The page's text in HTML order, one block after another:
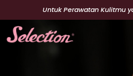
ke
konten
Untuk Perawatan Kulitmu